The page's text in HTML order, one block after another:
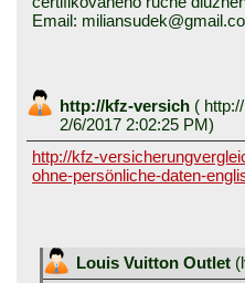
Email:
http://kfz-versich (
2/6/2017 2:02:25 PM)
http://kfz-
ohne-persönliche-daten-
Louis Vuitton Outlet (